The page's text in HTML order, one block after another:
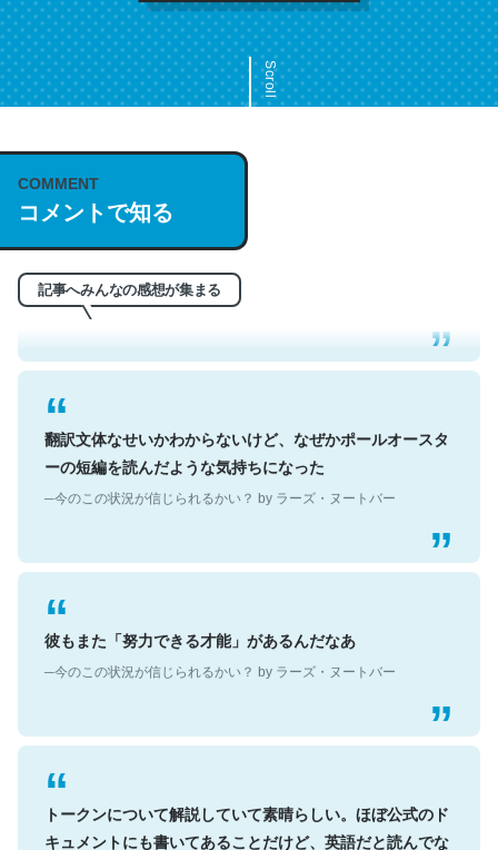
Scroll
COMMENT
コメントで知る
記事へみんなの感想が集まる
これは名文。彼はとてもクレバーなんだろうなと凄く思
う。英語少しでも読める人は原文もお勧め。自分はこの流
れ好き。Let’s Fucking Go. Then Covid hit. Shit.
─今のこの状況が信じられるかい？ by ラーズ・ヌートバー
翻訳文体なせいかわからないけど、なぜかポールオースタ
ーの短編を読んだような気持ちになった
─今のこの状況が信じられるかい？ by ラーズ・ヌートバー
彼もまた「努力できる才能」があるんだなあ
─今のこの状況が信じられるかい？ by ラーズ・ヌートバー
トークンについて解説していて素晴らしい。ほぼ公式のド
キュメントにも書いてあることだけど、英語だと読んでな